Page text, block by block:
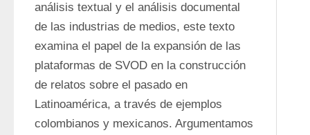
análisis textual y el análisis documental
de las industrias de medios, este texto
examina el papel de la expansión de las
plataformas de SVOD en la construcción
de relatos sobre el pasado en
Latinoamérica, a través de ejemplos
colombianos y mexicanos. Argumentamos